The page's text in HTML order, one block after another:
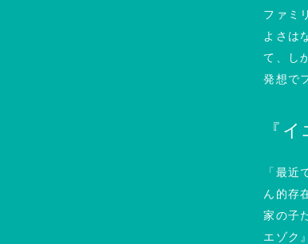
ファミ
よさは
て、し
発想で
『
「最近
ん的存
家の子
エゾク